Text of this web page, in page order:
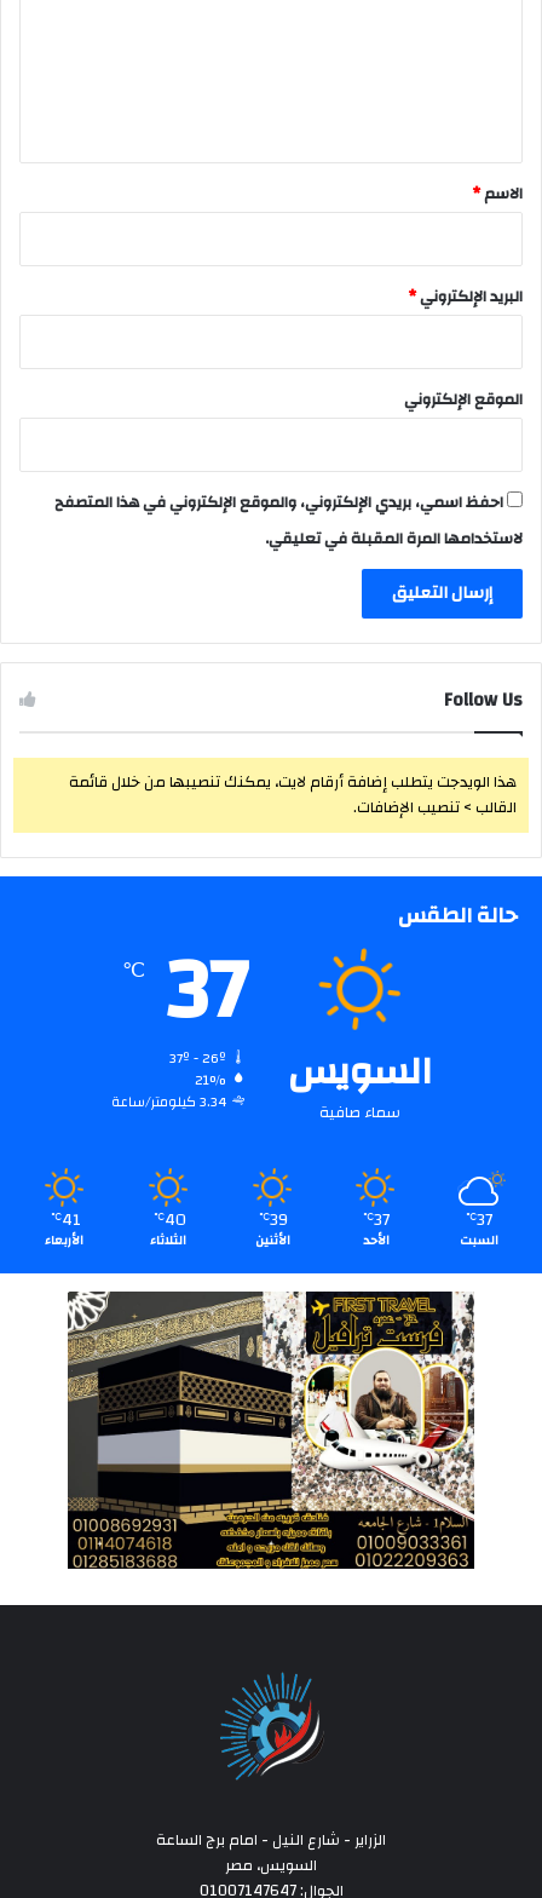
*
الاسم*
البريد الإلكتروني*
الموقع الإلكتروني
احفظ اسمي، بريدي الإلكتروني، والموقع الإلكتروني في هذا المتصفح
لاستخدامها المرة المقبلة في تعليقي.
Follow Us
هذا الويدجت يتطلب إضافة أرقام لايت، يمكنك تنصيبها من خلال قائمة
القالب > تنصيب الإضافات.
حالة الطقس
السويس
سماء صافية
37
℃
21%
3.34 كيلومتر/ساعة
37
℃
السبت
37
℃
الأحد
39
℃
الأثنين
40
℃
الثلاثاء
41
℃
الأربعاء
الزراير - شارع النيل - امام برج الساعة
السويس، مصر
الجوال: 01007147647